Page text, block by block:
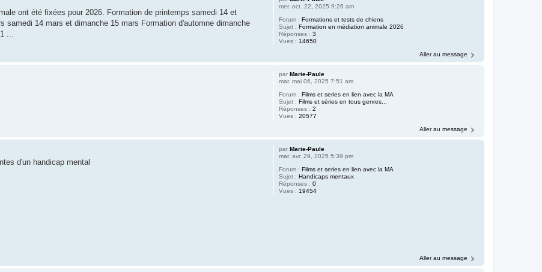
mer. oct. 22, 2025 9:26 am
Forum :Formations et tests de chiens
Sujet :Formation en médiation animale 2026
Réponses :3
Vues : 14650
ont été fixées pour 2026. Formation de printemps samedi 14 et
samedi 14 mars et dimanche 15 mars Formation d'automne dimanche
...
Aller au message
parMarie-Paule
mar. mai 06, 2025 7:51 am
Forum :Films et series en lien avec la MA
Sujet :Films et séries en tous genres...
Réponses :2
Vues :20577
Aller au message
parMarie-Paule
mar. avr. 29, 2025 5:39 pm
Forum :Films et series en lien avec la MA
Sujet :Handicaps mentaux
Réponses :0
Vues : 19454
d'un handicap mental
Aller au message